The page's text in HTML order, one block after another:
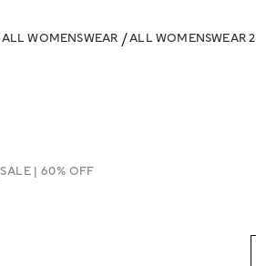
ALL WOMENSWEAR
ALL WOMENSWEAR 2
SALE | 60% OFF